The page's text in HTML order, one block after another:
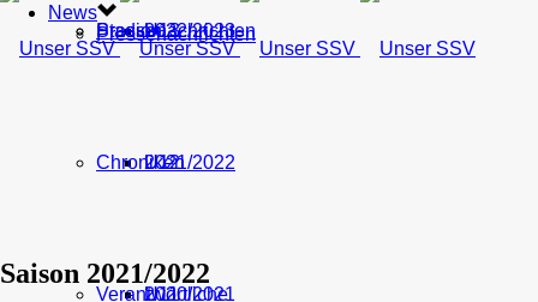
U13
U12
U11
2022/2023
2021/2022
2020/2021
Stadion
Chroniken
Verantwortliche
Pressenachrichten
News
Pressenachrichten
Saison 2021/2022